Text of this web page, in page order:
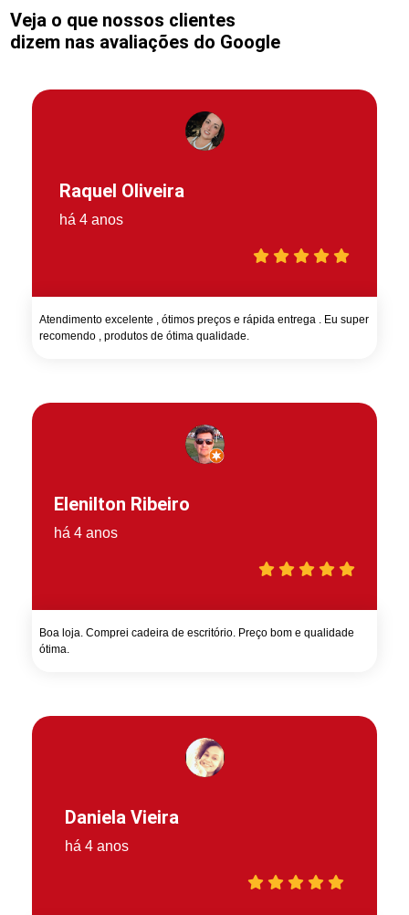
Veja o que nossos clientes
dizem nas avaliações do Google
Raquel Oliveira
há 4 anos
Atendimento excelente , ótimos preços e rápida entrega . Eu super
recomendo , produtos de ótima qualidade.
Elenilton Ribeiro
há 4 anos
Boa loja. Comprei cadeira de escritório. Preço bom e qualidade
ótima.
Daniela Vieira
há 4 anos